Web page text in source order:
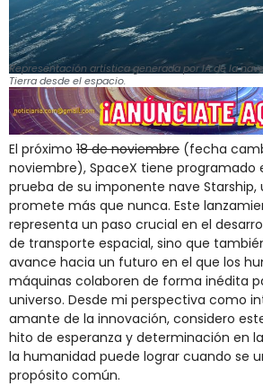
Representación artística generada por IA de la
Tierra desde el espacio.
El próximo 18 de noviembre (fecha
noviembre), SpaceX tiene programado
prueba de su imponente nave Starship,
promete más que nunca. Este
representa un paso crucial en el
de transporte espacial, sino que
avance hacia un futuro en el que los
máquinas colaboren de forma inédita
universo. Desde mi perspectiva como
amante de la innovación, considero
hito de esperanza y determinación en
la humanidad puede lograr cuando se
propósito común.